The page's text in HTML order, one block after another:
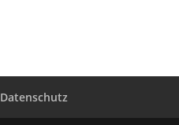
Datenschutz